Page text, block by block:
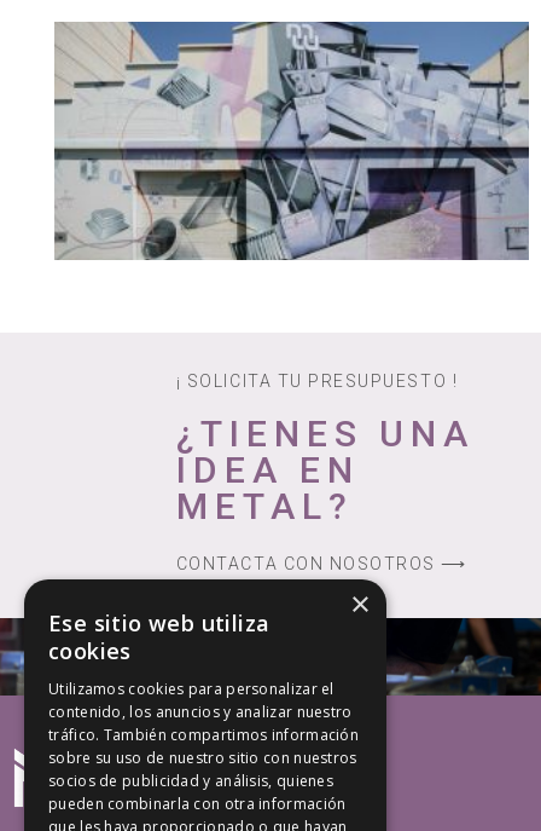
¡ SOLICITA TU PRESUPUESTO !
¿TIENES UNA
IDEA EN
METAL?
CONTACTA CON NOSOTROS ⟶
×
Ese sitio web utiliza
cookies
Utilizamos cookies para personalizar el
contenido, los anuncios y analizar nuestro
tráfico. También compartimos información
sobre su uso de nuestro sitio con nuestros
socios de publicidad y análisis, quienes
pueden combinarla con otra información
que les haya proporcionado o que hayan